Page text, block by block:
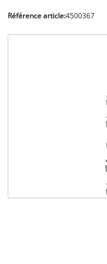
Référence article:4500367